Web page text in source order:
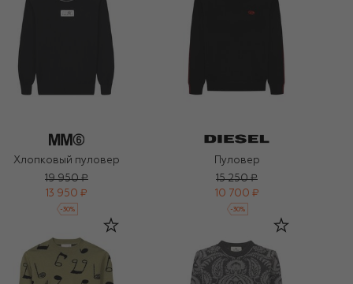
Хлопковый пуловер
19 950 ₽
13 950 ₽
-30%
Пуловер
15 250 ₽
10 700 ₽
-30%